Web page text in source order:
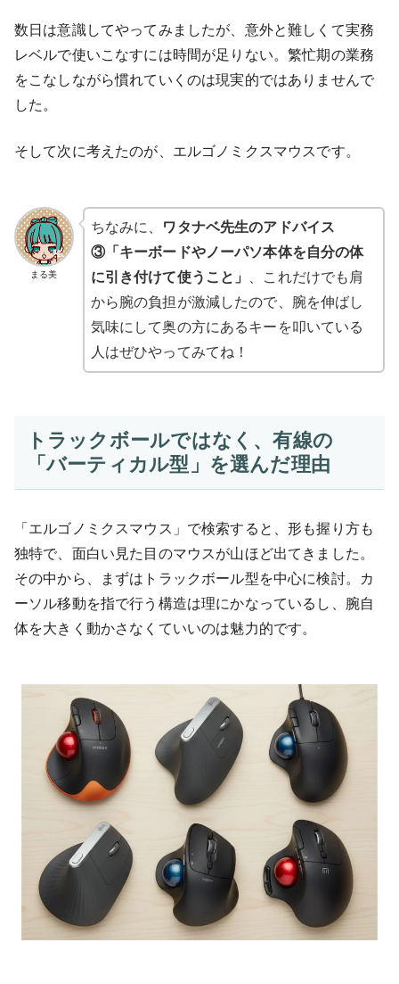
数日は意識してやってみましたが、意外と難しくて実務
レベルで使いこなすには時間が足りない。繁忙期の業務
をこなしながら慣れていくのは現実的ではありませんで
した。
そして次に考えたのが、エルゴノミクスマウスです。
まる美
ちなみに、 ワタナベ先生のアドバイス
③「キーボードやノーパソ本体を自分の体
に引き付けて使うこと」
、これだけでも肩
から腕の負担が激減したので、腕を伸ばし
気味にして奥の方にあるキーを叩いている
人はぜひやってみてね！
トラックボールではなく、有線の
「バーティカル型」を選んだ理由
「エルゴノミクスマウス」で検索すると、形も握り方も
独特で、面白い見た目のマウスが山ほど出てきました。
その中から、まずはトラックボール型を中心に検討。カ
ーソル移動を指で行う構造は理にかなっているし、腕自
体を大きく動かさなくていいのは魅力的です。